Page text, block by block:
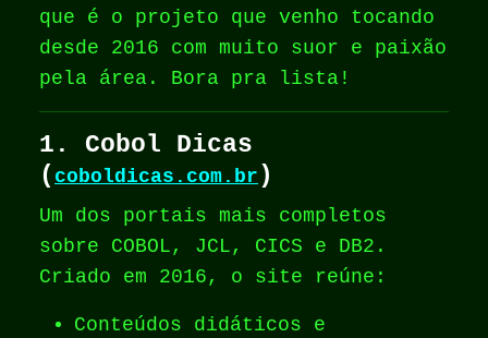
que é o projeto que venho tocando
desde 2016 com muito suor e paixão
pela área. Bora pra lista!
1. Cobol Dicas
( coboldicas.com.br )
Um dos portais mais completos
sobre COBOL, JCL, CICS e DB2.
Criado em 2016, o site reúne:
Conteúdos didáticos e